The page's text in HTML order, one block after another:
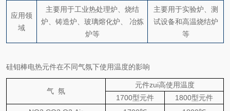
应用领
域
主要用于工业热处理炉、烧结
炉、铸造炉、玻璃熔化炉、 冶炼
炉等
主要用于实验炉、测
试设备和高温烧结炉
等
硅钼棒电热元件在不同气氛下使用温度的影响
气 氛
元件zui高使用温度
1700型元件 1800型元件